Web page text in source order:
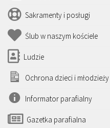
Sakramenty i posługi
Ślub w naszym kościele
Ludzie
Ochrona dzieci i młodzieży
Informator parafialny
Gazetka parafialna